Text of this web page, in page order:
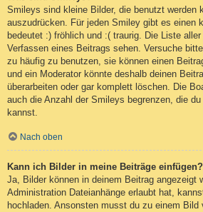
Smileys sind kleine Bilder, die benutzt werden
auszudrücken. Für jeden Smiley gibt es einen
bedeutet :) fröhlich und :( traurig. Die Liste
Verfassen eines Beitrags sehen. Versuche
zu häufig zu benutzen, sie können einen
und ein Moderator könnte deshalb deinen
überarbeiten oder gar komplett löschen. Die
auch die Anzahl der Smileys begrenzen, die
kannst.
Nach oben
Kann ich Bilder in meine Beiträge einfügen?
Ja, Bilder können in deinem Beitrag angezeigt
Administration Dateianhänge erlaubt hat,
hochladen. Ansonsten musst du zu einem Bild